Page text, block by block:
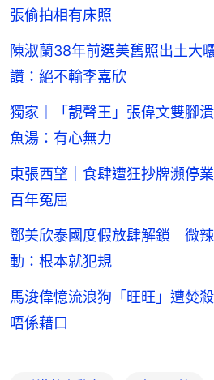
張偷拍相有床照
陳淑蘭38年前選美舊照出土
讚：絕不輸李嘉欣
獨家｜「靚聲王」張偉文雙腳
魚湯：有心無力
東張西望｜食肆遭狂抄牌瀕停
百年冤屈
鄧美欣泰國度假放肆解鎖 微
動：根本就犯規
馬浚偉憶流浪狗「旺旺」遭焚
唔係藉口